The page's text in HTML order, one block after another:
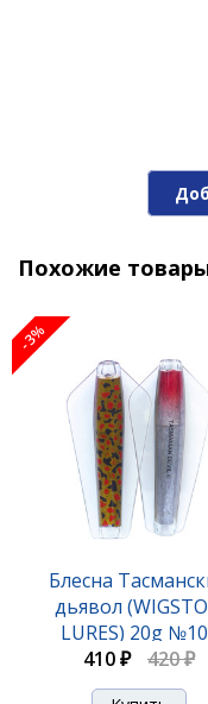
еще очень
сочетании с
Похожие
-3%
Блесна
дьявол
LURES) 20g
Lovettia
410 ₽ 420 ₽